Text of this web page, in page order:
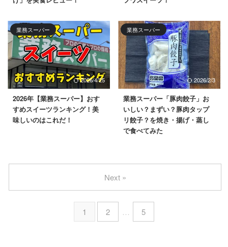
業務スーパー
2026/4/25
2026年【業務スーパー】おす
すめスイーツランキング！美
味しいのはこれだ！
業務スーパー
2026/2/3
業務スーパー「豚肉餃子」お
いしい？まずい？豚肉タップ
リ餃子？を焼き・揚げ・蒸し
で食べてみた
1 2 … 5
Next »